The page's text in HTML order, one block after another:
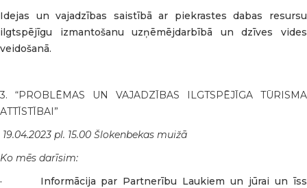
Idejas un vajadzības saistībā ar piekrastes dabas resursu
ilgtspējīgu izmantošanu uzņēmējdarbībā un dzīves vides
veidošanā.
3. “PROBLĒMAS UN VAJADZĪBAS ILGTSPĒJĪGA TŪRISMA
ATTĪSTĪBAI”
19.04.2023 pl. 15.00 Šlokenbekas muižā
Ko mēs darīsim:
· Informācija par Partnerību Laukiem un jūrai un īss